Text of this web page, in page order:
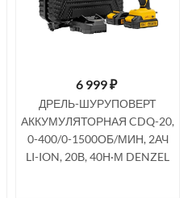
6 999₽
ДРЕЛЬ-ШУРУПОВЕРТ
АККУМУЛЯТОРНАЯ CDQ-20,
0-400/0-1500ОБ/МИН, 2АЧ
LI-ION, 20В, 40Н·М DENZEL